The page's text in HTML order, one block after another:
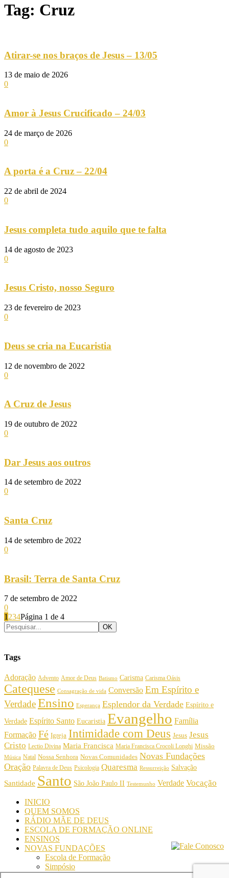
Tag: Cruz
Atirar-se nos braços de Jesus – 13/05
13 de maio de 2026
0
Amor à Jesus Crucificado – 24/03
24 de março de 2026
0
A porta é a Cruz – 22/04
22 de abril de 2024
0
Jesus completa tudo aquilo que te falta
14 de agosto de 2023
0
Jesus Cristo, nosso Seguro
23 de fevereiro de 2023
0
Deus se cria na Eucaristia
12 de novembro de 2022
0
A Cruz de Jesus
19 de outubro de 2022
0
Dar Jesus aos outros
14 de setembro de 2022
0
Santa Cruz
14 de setembro de 2022
0
Brasil: Terra de Santa Cruz
7 de setembro de 2022
0
1 234Página 1 de 4
Tags
Adoração Advento Amor de Deus Batismo Carisma Carisma Oásis
Catequese Consagração de vida Conversão Em Espírito e
VerdadeEnsino Esperança Esplendor da Verdade Espírito e
Verdade Espírito Santo Eucaristia Evangelho Família
Formação Fé Igreja Intimidade com Deus Jesus Jesus
Cristo Lectio Divina Maria Francisca Maria Francisca Crocoli Longhi Missão
Música Natal Nossa Senhora Novas Comunidades Novas Fundações
Oração Palavra de Deus Psicologia Quaresma Ressurreição Salvação
Santidade Santo São João Paulo II Testemunho Verdade Vocação
INICIO
QUEM SOMOS
RÁDIO MÃE DE DEUS
ESCOLA DE FORMAÇÃO ONLINE
ENSINOS
NOVAS FUNDAÇÕES
Escola de Formação
Simpósio